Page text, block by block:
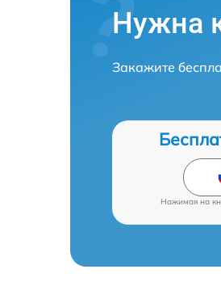
Нужна
Закажите
Нажимая на